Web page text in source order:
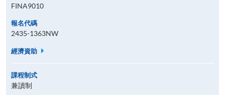
FINA9010
報名代碼
2435-1363NW
經濟資助
課程制式
兼讀制